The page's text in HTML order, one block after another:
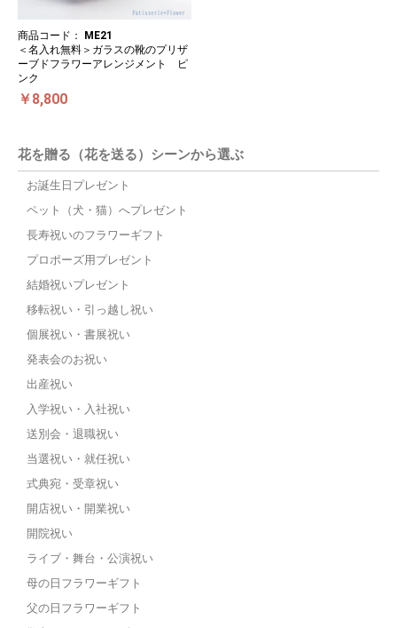
商品コード：
ME21
＜名入れ無料＞ガラスの靴のプリザ
ーブドフラワーアレンジメント ピ
ンク
￥8,800
花を贈る（花を送る）シーンから選ぶ
お誕生日プレゼント
ペット（犬・猫）へプレゼント
長寿祝いのフラワーギフト
プロポーズ用プレゼント
結婚祝いプレゼント
移転祝い・引っ越し祝い
個展祝い・書展祝い
発表会のお祝い
出産祝い
入学祝い・入社祝い
送別会・退職祝い
当選祝い・就任祝い
式典宛・受章祝い
開店祝い・開業祝い
開院祝い
ライブ・舞台・公演祝い
母の日フラワーギフト
父の日フラワーギフト